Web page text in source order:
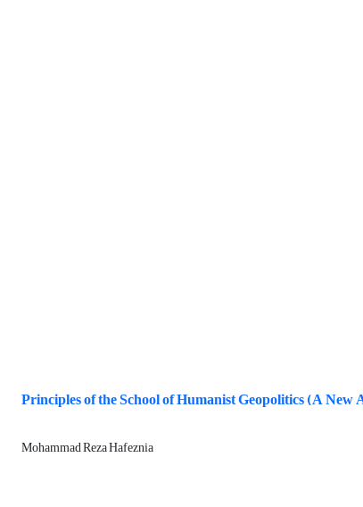
Principles of the School of Humanist Geopolitics (A
Mohammad Reza Hafeznia